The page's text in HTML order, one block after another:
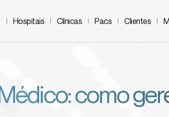
Hospitais Clínicas Pacs Clientes
como